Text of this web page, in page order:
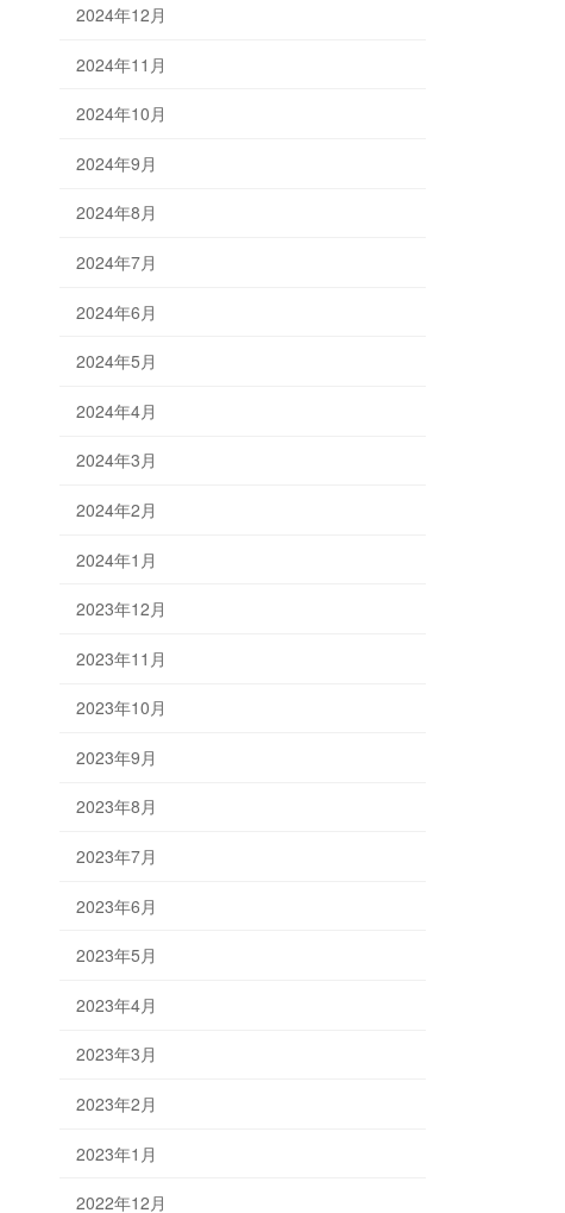
2024年12月
2024年11月
2024年10月
2024年9月
2024年8月
2024年7月
2024年6月
2024年5月
2024年4月
2024年3月
2024年2月
2024年1月
2023年12月
2023年11月
2023年10月
2023年9月
2023年8月
2023年7月
2023年6月
2023年5月
2023年4月
2023年3月
2023年2月
2023年1月
2022年12月